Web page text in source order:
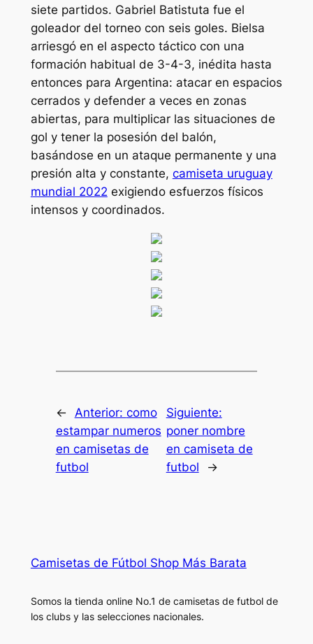
siete partidos. Gabriel Batistuta fue el
goleador del torneo con seis goles. Bielsa
arriesgó en el aspecto táctico con una
formación habitual de 3-4-3, inédita hasta
entonces para Argentina: atacar en espacios
cerrados y defender a veces en zonas
abiertas, para multiplicar las situaciones de
gol y tener la posesión del balón,
basándose en un ataque permanente y una
presión alta y constante, camiseta uruguay
mundial 2022 exigiendo esfuerzos físicos
intensos y coordinados.
← Anterior: como
estampar numeros
en camisetas de
futbol
Siguiente:
poner nombre
en camiseta de
futbol
→
Camisetas de Fútbol Shop Más Barata
Somos la tienda online No.1 de camisetas de futbol de
los clubs y las selecciones nacionales.